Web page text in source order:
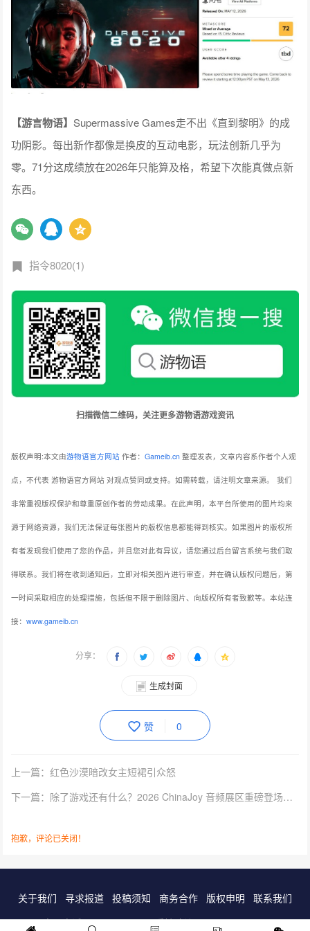
【游言物语】Supermassive Games走不出《直到黎明》的成
功阴影。每出新作都像是换皮的互动电影，玩法创新几乎为
零。71分这成绩放在2026年只能算及格，希望下次能真做点新
东西。
指令8020(1)
扫描微信二维码，关注更多游物语游戏资讯
版权声明:本文由游物语官方网站 作者：Gameib.cn 整理发表，文章内容系作者个人观
点，不代表 游物语官方网站 对观点赞同或支持。如需转载，请注明文章来源。 我们
非常重视版权保护和尊重原创作者的劳动成果。在此声明，本平台所使用的图片均来
源于网络资源，我们无法保证每张图片的版权信息都能得到核实。如果图片的版权所
有者发现我们使用了您的作品，并且您对此有异议，请您通过后台留言系统与我们取
得联系。我们将在收到通知后，立即对相关图片进行审查，并在确认版权问题后，第
一时间采取相应的处理措施，包括但不限于删除图片、向版权所有者致歉等。本站连
接：www.gameib.cn
分享：
生成封面
赞 0
上一篇：红色沙漠暗改女主短裙引众怒
下一篇：除了游戏还有什么？2026 ChinaJoy 音频展区重磅登场，招商火热进行中！
抱歉，评论已关闭！
关于我们 寻求报道 投稿须知 商务合作 版权申明
联系我们
客服电话：13141170010 反馈建议：m@gameib.cn